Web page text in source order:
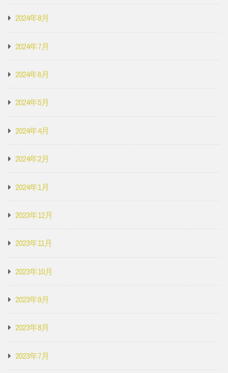
2024年8月
2024年7月
2024年6月
2024年5月
2024年4月
2024年2月
2024年1月
2023年12月
2023年11月
2023年10月
2023年9月
2023年8月
2023年7月